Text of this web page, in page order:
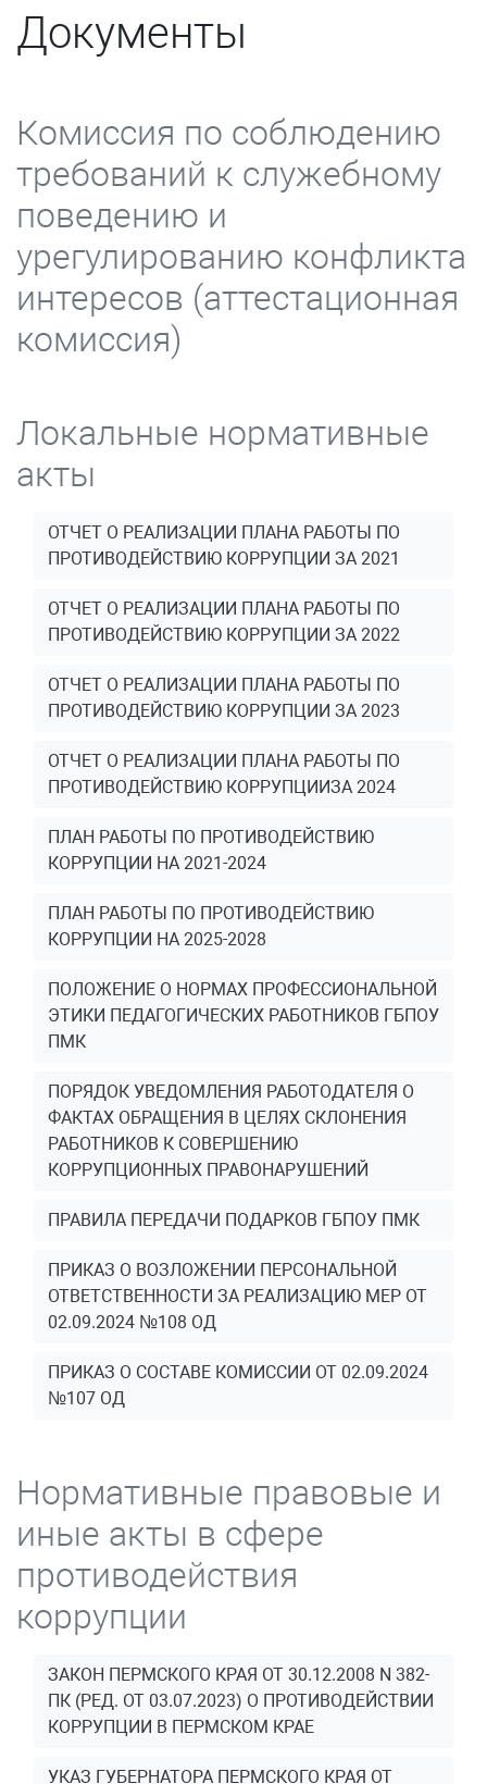
Документы
Комиссия по соблюдению
требований к служебному
поведению и
урегулированию конфликта
интересов (аттестационная
комиссия)
Локальные нормативные
акты
ОТЧЕТ О РЕАЛИЗАЦИИ ПЛАНА РАБОТЫ ПО
ПРОТИВОДЕЙСТВИЮ КОРРУПЦИИ ЗА 2021
ОТЧЕТ О РЕАЛИЗАЦИИ ПЛАНА РАБОТЫ ПО
ПРОТИВОДЕЙСТВИЮ КОРРУПЦИИ ЗА 2022
ОТЧЕТ О РЕАЛИЗАЦИИ ПЛАНА РАБОТЫ ПО
ПРОТИВОДЕЙСТВИЮ КОРРУПЦИИ ЗА 2023
ОТЧЕТ О РЕАЛИЗАЦИИ ПЛАНА РАБОТЫ ПО
ПРОТИВОДЕЙСТВИЮ КОРРУПЦИИЗА 2024
ПЛАН РАБОТЫ ПО ПРОТИВОДЕЙСТВИЮ
КОРРУПЦИИ НА 2021-2024
ПЛАН РАБОТЫ ПО ПРОТИВОДЕЙСТВИЮ
КОРРУПЦИИ НА 2025-2028
ПОЛОЖЕНИЕ О НОРМАХ ПРОФЕССИОНАЛЬНОЙ
ЭТИКИ ПЕДАГОГИЧЕСКИХ РАБОТНИКОВ ГБПОУ
ПМК
ПОРЯДОК УВЕДОМЛЕНИЯ РАБОТОДАТЕЛЯ О
ФАКТАХ ОБРАЩЕНИЯ В ЦЕЛЯХ СКЛОНЕНИЯ
РАБОТНИКОВ К СОВЕРШЕНИЮ
КОРРУПЦИОННЫХ ПРАВОНАРУШЕНИЙ
ПРАВИЛА ПЕРЕДАЧИ ПОДАРКОВ ГБПОУ ПМК
ПРИКАЗ О ВОЗЛОЖЕНИИ ПЕРСОНАЛЬНОЙ
ОТВЕТСТВЕННОСТИ ЗА РЕАЛИЗАЦИЮ МЕР ОТ
02.09.2024 №108 ОД
ПРИКАЗ О СОСТАВЕ КОМИССИИ ОТ 02.09.2024
№107 ОД
Нормативные правовые и
иные акты в сфере
противодействия
коррупции
ЗАКОН ПЕРМСКОГО КРАЯ ОТ 30.12.2008 N 382-
ПК (РЕД. ОТ 03.07.2023) О ПРОТИВОДЕЙСТВИИ
КОРРУПЦИИ В ПЕРМСКОМ КРАЕ
УКАЗ ГУБЕРНАТОРА ПЕРМСКОГО КРАЯ ОТ